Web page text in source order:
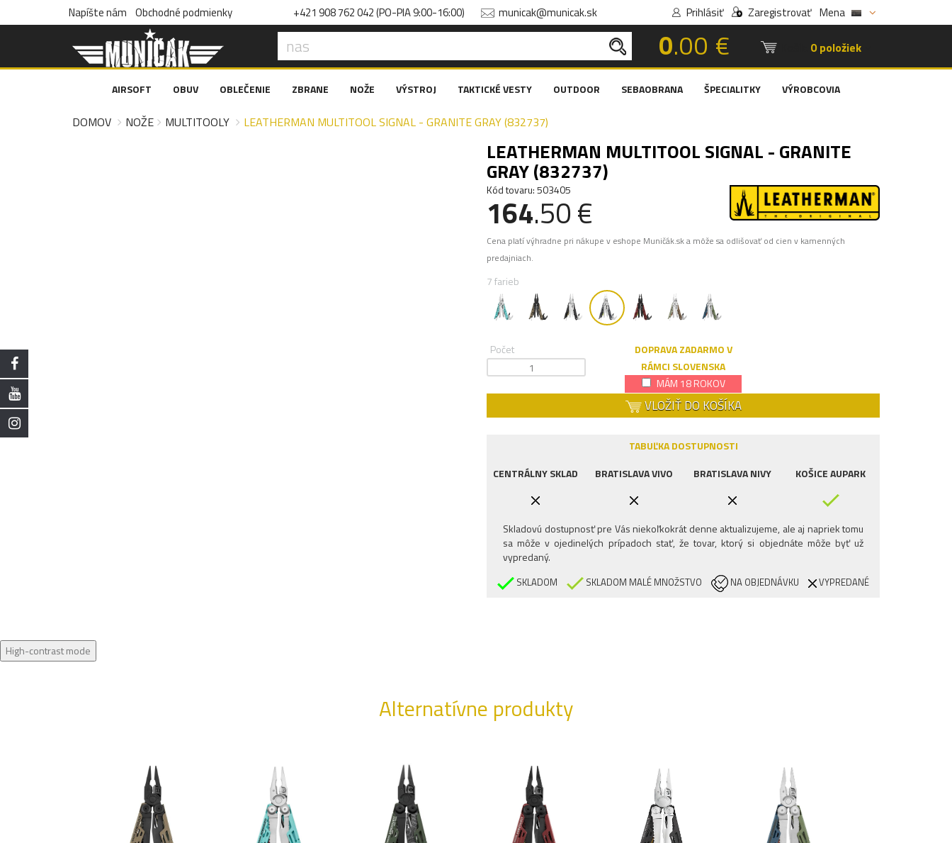
Napíšte nám Obchodné podmienky +421 908 762 042 (PO-PIA 9:00-16:00) municak@municak.sk Prihlásiť Zaregistrovať Mena
0.00 € 0 položiek
AIRSOFT OBUV OBLEČENIE ZBRANE NOŽE VÝSTROJ TAKTICKÉ VESTY OUTDOOR SEBAOBRANA ŠPECIALITKY VÝROBCOVIA
DOMOV NOŽE MULTITOOLY LEATHERMAN MULTITOOL SIGNAL - GRANITE GRAY (832737)
LEATHERMAN MULTITOOL SIGNAL - GRANITE
GRAY (832737)
Kód tovaru: 503405
164.50 €
Cena platí výhradne pri nákupe v eshope Muničák.sk a môže sa odlišovať od cien v kamenných
predajniach.
7 farieb
Počet
DOPRAVA ZADARMO V
RÁMCI SLOVENSKA
MÁM 18 ROKOV
VLOŽIŤ DO KOŠÍKA
TABUĽKA DOSTUPNOSTI
CENTRÁLNY SKLAD
BRATISLAVA VIVO BRATISLAVA NIVY KOŠICE AUPARK
Skladovú dostupnosť pre Vás niekoľkokrát denne aktualizujeme, ale aj napriek tomu
sa môže v ojedinelých prípadoch stať, že tovar, ktorý si objednáte môže byť už
vypredaný.
SKLADOM SKLADOM MALÉ MNOŽSTVO NA OBJEDNÁVKU VYPREDANÉ
High-contrast mode
Alternatívne produkty